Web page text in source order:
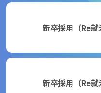
新卒採用（Re就
新卒採用（Re就